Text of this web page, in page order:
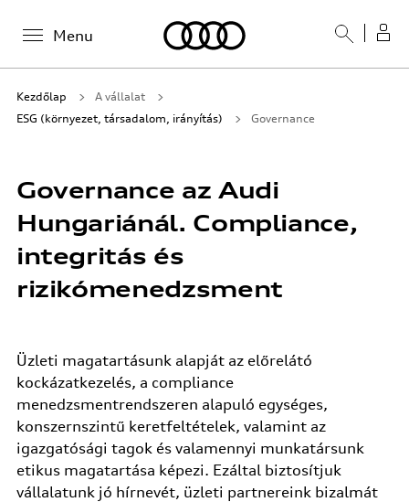
Menu
Kezdőlap
A vállalat
ESG (környezet, társadalom, irányítás)
Governance
Governance az Audi
Hungariánál. Compliance,
integritás és
rizikómenedzsment
Üzleti magatartásunk alapját az előrelátó
kockázatkezelés, a compliance
menedzsmentrendszeren alapuló egységes,
konszernszintű keretfeltételek, valamint az
igazgatósági tagok és valamennyi munkatársunk
etikus magatartása képezi. Ezáltal biztosítjuk
vállalatunk jó hírnevét, üzleti partnereink bizalmát